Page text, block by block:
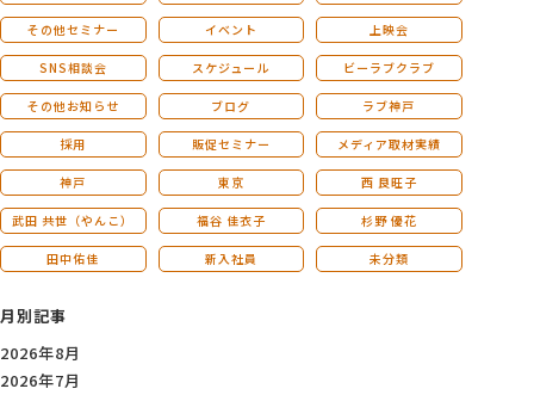
その他セミナー イベント 上映会
SNS相談会 スケジュール ビーラブクラブ
その他お知らせ ブログ ラブ神戸
採用 販促セミナー メディア取材実績
神戸 東京 西 良旺子
武田 共世（やんこ） 福谷 佳衣子 杉野 優花
田中佑佳 新入社員 未分類
月別記事
2026年8月
2026年7月